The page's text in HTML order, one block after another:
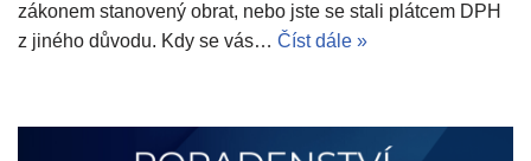
zákonem stanovený obrat, nebo jste se stali plátcem DPH
z jiného důvodu. Kdy se vás… Číst dále »